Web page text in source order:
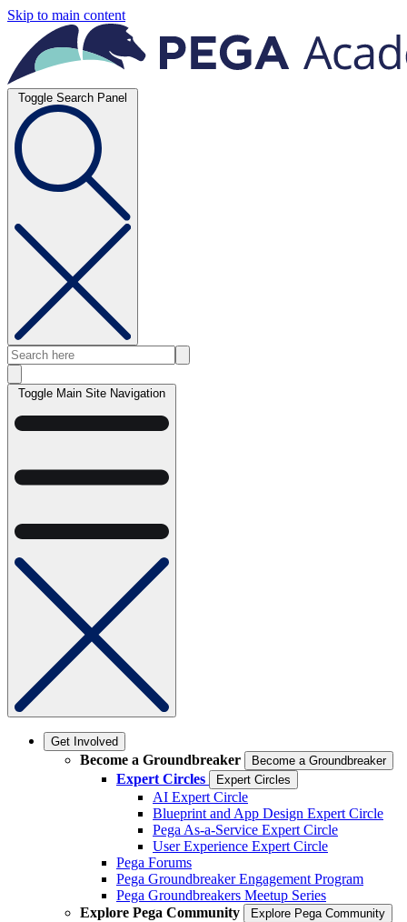
Skip to main content
Toggle Search Panel
Toggle Main Site Navigation
Get Involved
Become a Groundbreaker Become a Groundbreaker
Expert Circles Expert Circles
AI Expert Circle
Blueprint and App Design Expert Circle
Pega As-a-Service Expert Circle
User Experience Expert Circle
Pega Forums
Pega Groundbreaker Engagement Program
Pega Groundbreakers Meetup Series
Explore Pega Community
Explore Pega Community